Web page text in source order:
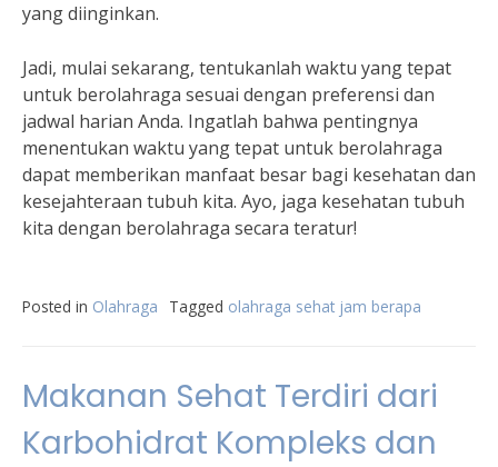
yang diinginkan.
Jadi, mulai sekarang, tentukanlah waktu yang tepat
untuk berolahraga sesuai dengan preferensi dan
jadwal harian Anda. Ingatlah bahwa pentingnya
menentukan waktu yang tepat untuk berolahraga
dapat memberikan manfaat besar bagi kesehatan dan
kesejahteraan tubuh kita. Ayo, jaga kesehatan tubuh
kita dengan berolahraga secara teratur!
Posted in Olahraga Tagged olahraga sehat jam berapa
Makanan Sehat Terdiri dari
Karbohidrat Kompleks dan